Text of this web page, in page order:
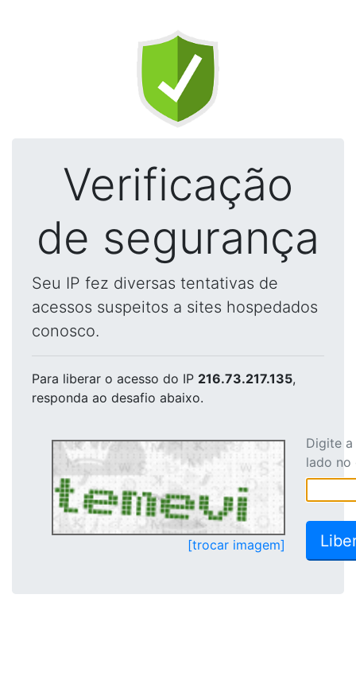
Verificação
de segurança
Seu IP fez diversas tentativas de
acessos suspeitos a sites hospedados
conosco.
Para liberar o acesso do IP 216.73.217.135,
responda ao desafio abaixo.
[trocar imagem]
Digite
lado no